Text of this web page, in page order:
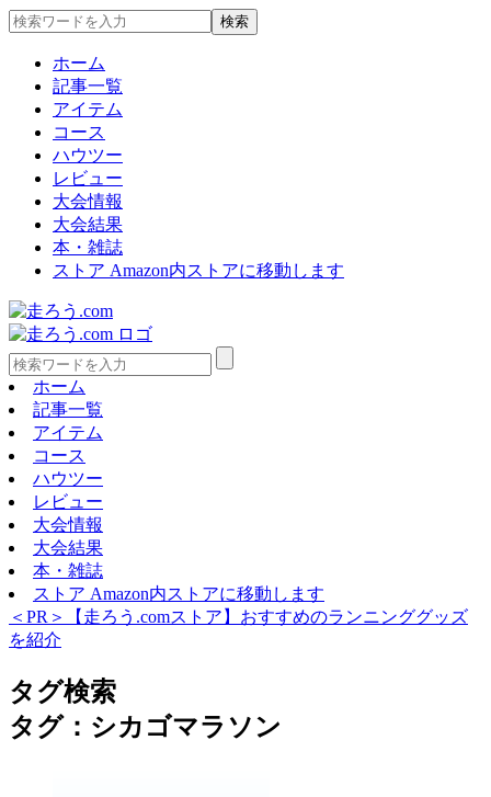
ホーム
記事一覧
アイテム
コース
ハウツー
レビュー
大会情報
大会結果
本・雑誌
ストア Amazon内ストアに移動します
ホーム
記事一覧
アイテム
コース
ハウツー
レビュー
大会情報
大会結果
本・雑誌
ストア Amazon内ストアに移動します
＜PR＞【走ろう.comストア】おすすめのランニンググッズ
を紹介
タグ検索
タグ：シカゴマラソン